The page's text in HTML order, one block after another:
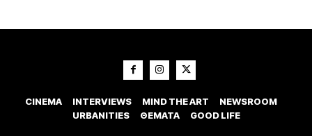
CINEMA INTERVIEWS MIND THE ART
NEWSROOM
URBANITIES
ΘΕΜΑΤΑ GOOD LIFE